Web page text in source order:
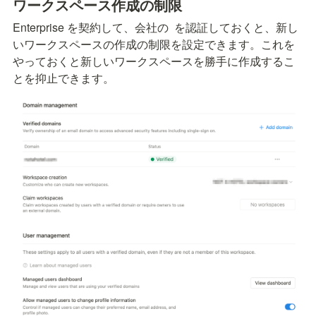
ワークスペース作成の制限
Enterprise を契約して、会社の を認証しておくと、新し
いワークスペースの作成の制限を設定できます。これを
やっておくと新しいワークスペースを勝手に作成するこ
とを抑止できます。